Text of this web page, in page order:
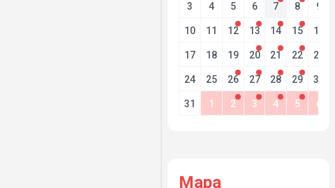
3 4 5 6 7 8 9
10 11 12 13 14 15 16
17 18 19 20 21 22 23
24 25 26 27 28 29 30
31 1 2 3 4 5 6
Mapa